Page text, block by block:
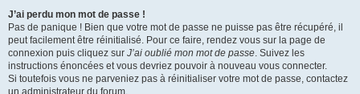
J’ai perdu mon mot de passe !
Pas de panique ! Bien que votre mot de passe ne puisse pas être récupéré, il
peut facilement être réinitialisé. Pour ce faire, rendez vous sur la page de
connexion puis cliquez sur J’ai oublié mon mot de passe. Suivez les
instructions énoncées et vous devriez pouvoir à nouveau vous connecter.
Si toutefois vous ne parveniez pas à réinitialiser votre mot de passe, contactez
un administrateur du forum.